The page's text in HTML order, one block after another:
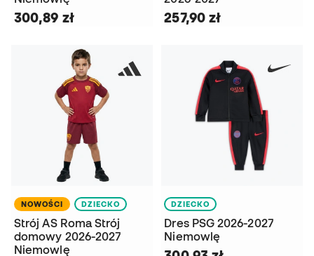
300,89 zł 257,90 zł
NOWOŚCI DZIECKO
Strój AS Roma Strój
domowy 2026-2027
Niemowlę
DZIECKO
Dres PSG 2026-2027
Niemowlę